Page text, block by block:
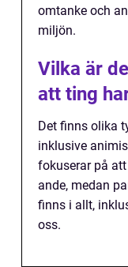
omtanke och
miljön.
Vilka är
att ting
Det finns olika
inklusive
fokuserar på
ande, medan
finns i allt,
oss.